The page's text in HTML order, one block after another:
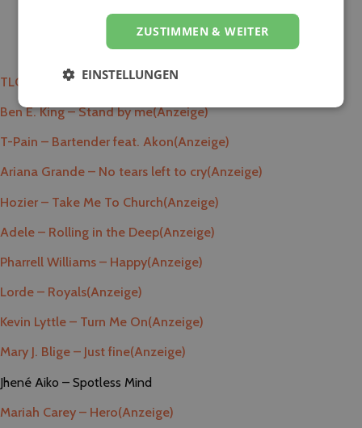
TLC – Waterfalls(Anzeige)
Ben E. King – Stand by me(Anzeige)
T-Pain – Bartender feat. Akon(Anzeige)
Ariana Grande – No tears left to cry(Anzeige)
Hozier – Take Me To Church(Anzeige)
Adele – Rolling in the Deep(Anzeige)
Pharrell Williams – Happy(Anzeige)
Lorde – Royals(Anzeige)
Kevin Lyttle – Turn Me On(Anzeige)
Mary J. Blige – Just fine(Anzeige)
Jhené Aiko – Spotless Mind
Mariah Carey – Hero(Anzeige)
ZUSTIMMEN & WEITER
EINSTELLUNGEN